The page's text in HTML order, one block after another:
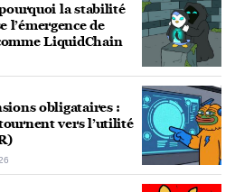
la stabilité
l’émergence de
LiquidChain
obligataires :
vers l’utilité